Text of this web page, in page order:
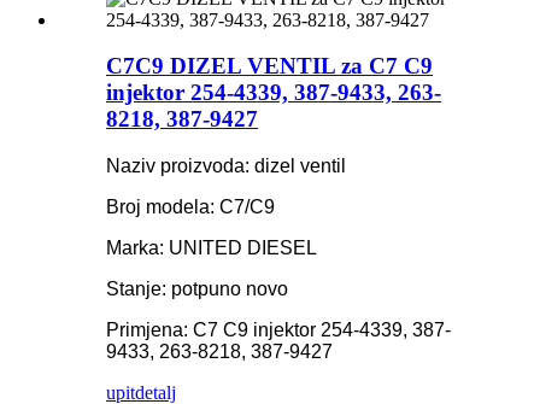
C7C9 DIZEL VENTIL za C7 C9
injektor 254-4339, 387-9433, 263-
8218, 387-9427
Naziv proizvoda: dizel ventil
Broj modela: C7/C9
Marka: UNITED DIESEL
Stanje: potpuno novo
Primjena: C7 C9 injektor 254-4339, 387-
9433, 263-8218, 387-9427
upitdetalj